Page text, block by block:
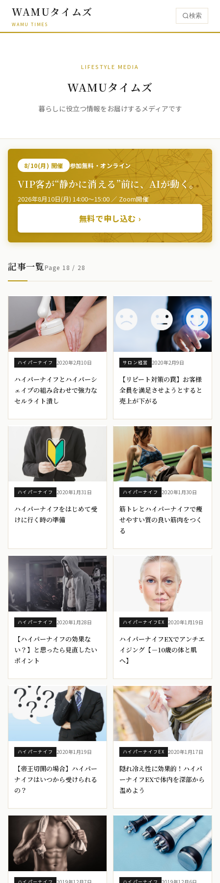
WAMUタイムズ
WAMU TIMES
検索
LIFESTYLE MEDIA
WAMUタイムズ
暮らしに役立つ情報をお届けするメディアです
8/10(月) 開催 参加無料・オンライン
VIP客が“静かに消える”前に、AIが動く。
2026年8月10日(月) 14:00〜15:00 ／ Zoom開催
無料で申し込む ›
記事一覧Page 18 / 28
ハイパーナイフ 2020年2月10日
ハイパーナイフとハイパーシ
ェイプの組み合わせで強力な
セルライト潰し
サロン経営 2020年2月9日
【リピート対策の罠】お客様
全員を満足させようとすると
売上が下がる
ハイパーナイフ 2020年1月31日
ハイパーナイフをはじめて受
けに行く時の準備
ハイパーナイフ 2020年1月30日
筋トレとハイパーナイフで痩
せやすい質の良い筋肉をつく
る
ハイパーナイフ 2020年1月28日
【ハイパーナイフの効果な
い？】と思ったら見直したい
ポイント
ハイパーナイフEX 2020年1月19日
ハイパーナイフEXでアンチエ
イジング【－10歳の体と肌
へ】
ハイパーナイフ 2020年1月19日
【帝王切開の場合】ハイパー
ナイフはいつから受けられる
の？
ハイパーナイフEX 2020年1月17日
隠れ冷え性に効果的！ハイパ
ーナイフEXで体内を深部から
温めよう
ハイパーナイフ 2019年12月7日 ハイパーナイフ 2019年12月6日